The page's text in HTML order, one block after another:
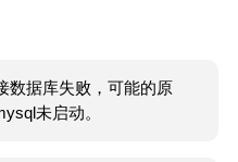
数据库失败，可能的原
未启动。